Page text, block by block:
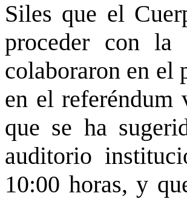
Siles que el
proceder con la
colaboraron en el
en el referéndum
que se ha
auditorio
10:00 horas, y